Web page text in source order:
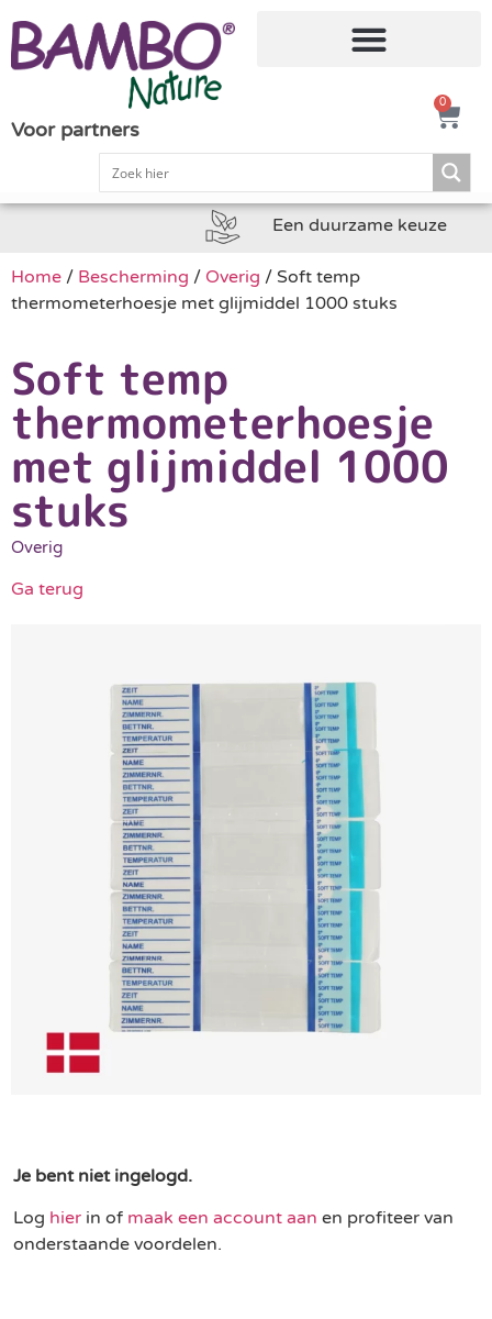
Voor partners
0
Een duurzame keuze
Home / Bescherming / Overig / Soft temp
thermometerhoesje met glijmiddel 1000 stuks
Soft temp
thermometerhoesje
met glijmiddel 1000
stuks
Overig
Ga terug
Je bent niet ingelogd.
Log hier in of maak een account aan en profiteer van
onderstaande voordelen.